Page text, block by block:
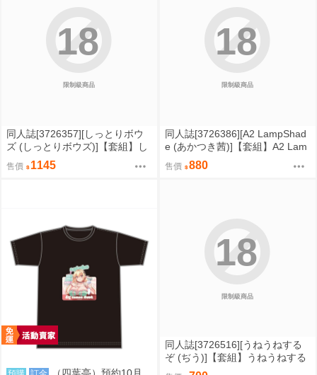
限制級商品
18
同人誌[3726357][しっとりボウ
ズ (しっとりボウズ)]【套組】し
っとりボウズ「社内恋愛は禁止
です」セット (OL)
售價 1145
限制級商品
18
同人誌[3726386][A2 LampShad
e (あかつき茜)]【套組】A2 Lam
pShade「勝利の女神:NIKKE」セ
ット (勝利女神妮姬)
售價 880
限制級商品
18
同人誌[3726516][うねうねする
ぞ (ぢう)]【套組】うねうねする
ぞ「ブルアカ本」セット (蔚藍檔